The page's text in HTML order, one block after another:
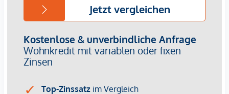
Vertragsabschluss resultierende Rechte sind ausschließlich
gegenüber dem anbietenden Immobilienunternehmen
geltend zu machen. Wir weisen Sie darauf hin, dass die
gemachten Angaben und Informationen lediglich
unverbindliche Vorabinformationen sind und daher ohne